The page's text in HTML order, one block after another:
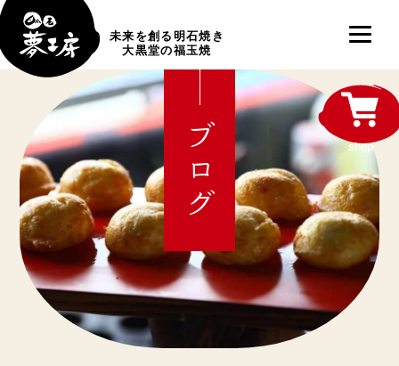
未来を創る明石焼き
大黒堂の福玉焼
ブログ shop